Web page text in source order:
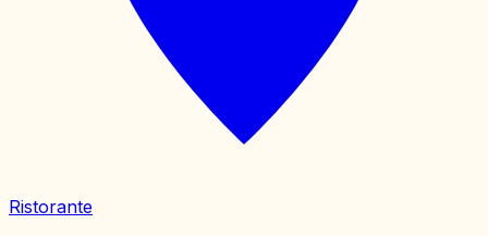
Ristorante